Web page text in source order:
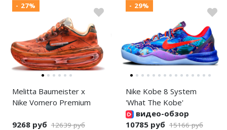
- 27%
Melitta Baumeister x
Nike Vomero Premium
9268 руб 12639 руб
- 29%
Nike Kobe 8 System
'What The Kobe'
видео-обзор
10785 руб 15166 руб